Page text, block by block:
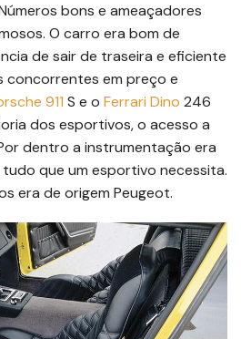
bons e ameaçadores
O carro era bom de
de sair de traseira e eficiente
concorrentes em preço e
911 S e o Ferrari Dino 246
dos esportivos, o acesso a
dentro a instrumentação era
que um esportivo necessita.
era de origem Peugeot.